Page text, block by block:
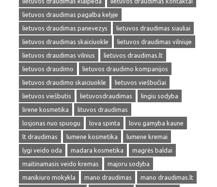
lietuvos draudimas pagalba kelyje
lietuvos draudimas panevezys
lietuvos draudimas siauliai
lietuvos draudimas skaiciuokle
lietuvos draudimas vilniuje
lietuvos draudimas vilnius
lietuvos draudimas.lt
lietuvos draudimo
lietuvos draudimo kompanijos
lietuvos draudimo skaiciuokle
lietuvos viešbučiai
lietuvos viešbutis
lietuvosdraudimas
lingiu sodyba
lirene kosmetika
lituvos draudimas
losjonas nuo spuogu
lova spinta
lovu gamyba kaune
lt draudimas
lumene kosmetika
lumene kremai
lygi veido oda
madara kosmetika
magrės baldai
maitinamasis veido kremas
majoru sodyba
manikiuro mokykla
mano draudimas
mano draudimas.lt